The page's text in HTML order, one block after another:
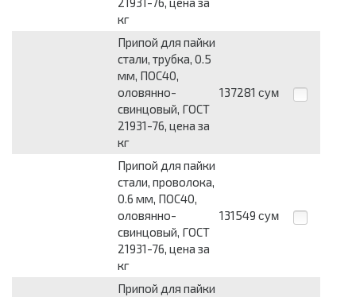
кг
Припой для пайки
стали, трубка, 0.5
мм, ПОС40,
оловянно-
свинцовый, ГОСТ
21931-76, цена за
кг
137281 сум
Припой для пайки
стали, проволока,
0.6 мм, ПОС40,
оловянно-
свинцовый, ГОСТ
21931-76, цена за
кг
131549 сум
Припой для пайки